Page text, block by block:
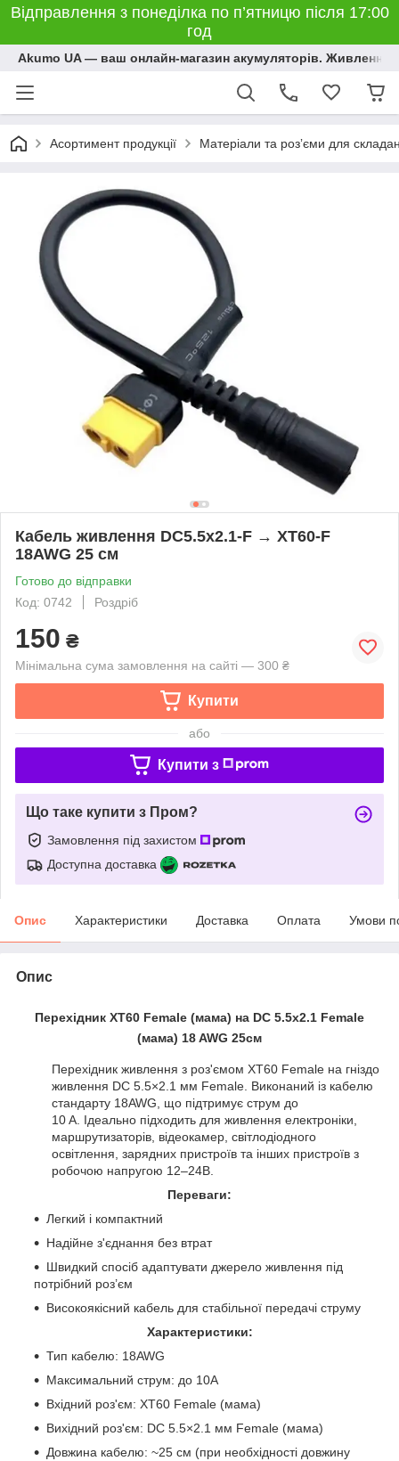
Відправлення з понеділка по п’ятницю після 17:00
год
Akumo UA — ваш онлайн-магазин акумуляторів. Живлення,
Асортимент продукції Матеріали та розʼєми для
Кабель живлення DC5.5x2.1-F → XT60-F
18AWG 25 см
Готово до відправки
Код: 0742
Роздріб
150 ₴
Мінімальна сума замовлення на сайті — 300 ₴
Купити
або
Купити з
Що таке купити з Пром?
Замовлення під захистом
Доступна доставка
Опис Характеристики Доставка Оплата Умови
Опис
Перехідник XT60 Female (мама) на DC 5.5x2.1 Female
(мама) 18 AWG 25см
Перехідник живлення з роз'ємом XT60 Female на гніздо
живлення DC 5.5×2.1 мм Female. Виконаний із кабелю
стандарту 18AWG, що підтримує струм до
10 А. Ідеально підходить для живлення електроніки,
маршрутизаторів, відеокамер, світлодіодного
освітлення, зарядних пристроїв та інших пристроїв з
робочою напругою 12–24В.
Переваги:
Легкий і компактний
Надійне з'єднання без втрат
Швидкий спосіб адаптувати джерело живлення під
потрібний роз’єм
Високоякісний кабель для стабільної передачі струму
Характеристики:
Тип кабелю: 18AWG
Максимальний струм: до 10А
Вхідний роз'єм: XT60 Female (мама)
Вихідний роз'єм: DC 5.5×2.1 мм Female (мама)
Довжина кабелю: ~25 см (при необхідності довжину